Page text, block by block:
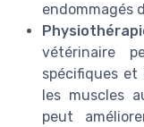
endommagés
vétérinaire
spécifiques et
les muscles
peut